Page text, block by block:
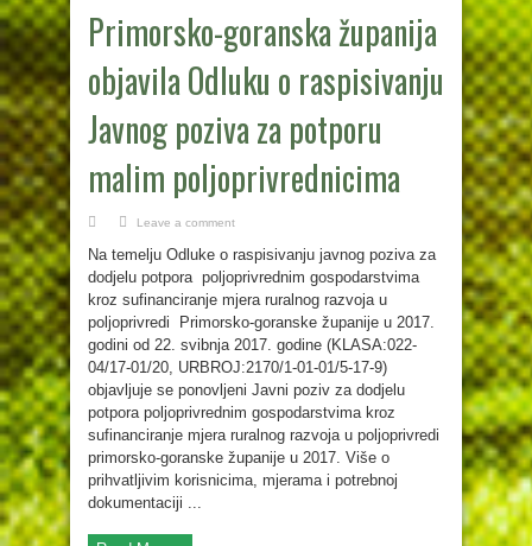
Primorsko-goranska županija
objavila Odluku o raspisivanju
Javnog poziva za potporu
malim poljoprivrednicima
Leave a comment
Na temelju Odluke o raspisivanju javnog poziva za
dodjelu potpora poljoprivrednim gospodarstvima
kroz sufinanciranje mjera ruralnog razvoja u
poljoprivredi Primorsko-goranske županije u 2017.
godini od 22. svibnja 2017. godine (KLASA:022-
04/17-01/20, URBROJ:2170/1-01-01/5-17-9)
objavljuje se ponovljeni Javni poziv za dodjelu
potpora poljoprivrednim gospodarstvima kroz
sufinanciranje mjera ruralnog razvoja u poljoprivredi
primorsko-goranske županije u 2017. Više o
prihvatljivim korisnicima, mjerama i potrebnoj
dokumentaciji ...